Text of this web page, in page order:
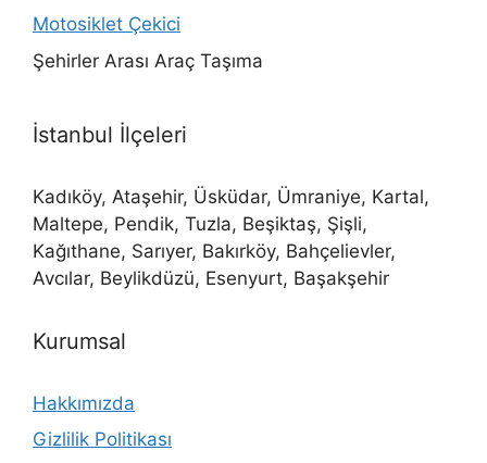
Motosiklet Çekici
Şehirler Arası Araç Taşıma
İstanbul İlçeleri
Kadıköy, Ataşehir, Üsküdar, Ümraniye, Kartal,
Maltepe, Pendik, Tuzla, Beşiktaş, Şişli,
Kağıthane, Sarıyer, Bakırköy, Bahçelievler,
Avcılar, Beylikdüzü, Esenyurt, Başakşehir
Kurumsal
Hakkımızda
Gizlilik Politikası